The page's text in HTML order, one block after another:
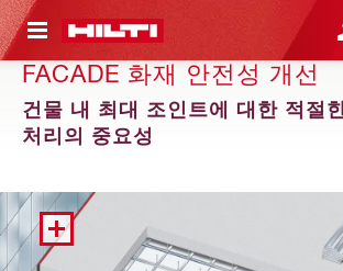
으로 건너뛰기
FACADE 화재 안전성 개선
건물 내 최대 조인트에 대한 적절
처리의 중요성